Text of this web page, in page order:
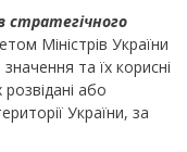
стратегічного
Міністрів України
та їх корисні
або
України, за